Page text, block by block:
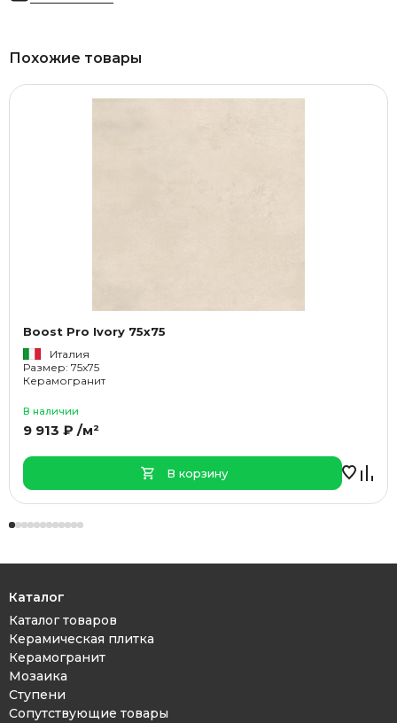
Похожие товары
Boost Pro Ivory 75x75
Италия
Размер: 75x75
Керамогранит
В наличии
9 913 ₽ /м²
В корзину
Каталог
Каталог товаров
Керамическая плитка
Керамогранит
Мозаика
Ступени
Сопутствующие товары